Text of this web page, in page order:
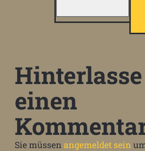
Hinterlasse
einen
Sie müssen angemeldet sein